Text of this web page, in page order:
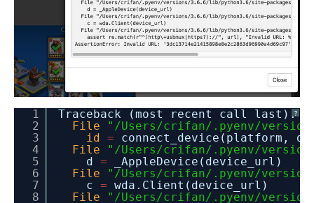
?
1
2
3
4
5
6
7
8
Traceback (most recent call last):
File
"/Users/crifan/.pyenv/
id
=
connect_device(platform,
File
"/Users/crifan/.pyenv/
d =
_AppleDevice(device_url)
File
"/Users/crifan/.pyenv/
c = wda.Client(device_url)
File
"/Users/crifan/.pyenv/